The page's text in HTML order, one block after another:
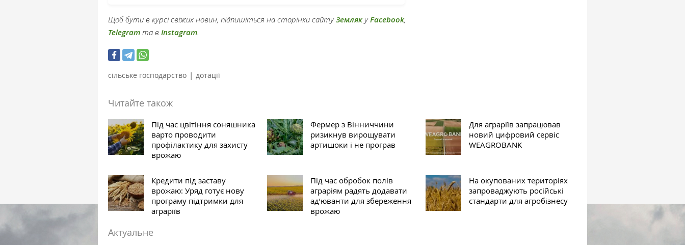
Щоб бути в курсі свіжих новин, підпишіться на сторінки сайтуЗемлякуFacebook,
Telegram та в Instagram.
сільське господарство | дотації
Читайте також
Під час цвітіння соняшника
варто проводити
профілактику для захисту
врожаю
Фермер з Вінниччини
ризикнув вирощувати
артишоки і не програв
Для аграріїв запрацював
новий цифровий сервіс
WEAGROBANK
Кредити під заставу
врожаю: Уряд готує нову
програму підтримки для
аграріїв
Під час обробок полів
аграріям радять додавати
ад’юванти для збереження
врожаю
На окупованих територіях
запроваджують російські
стандарти для агробізнесу
Актуальне